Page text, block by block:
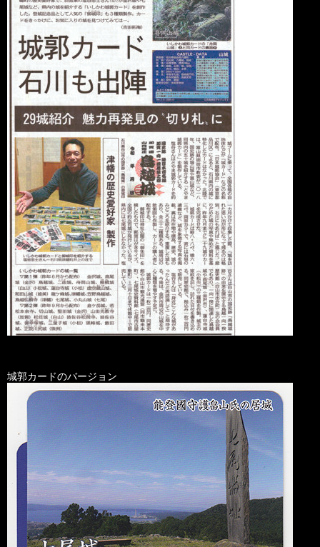
城郭カードのバージョン